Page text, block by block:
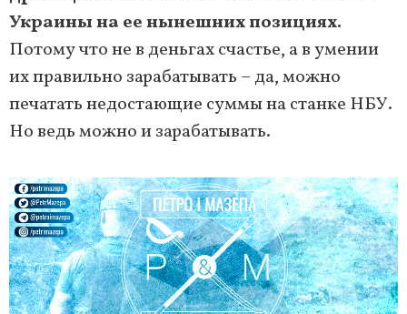
Украины на ее нынешних позициях.
Потому что не в деньгах счастье, а в умении
их правильно зарабатывать – да, можно
печатать недостающие суммы на станке НБУ.
Но ведь можно и зарабатывать.